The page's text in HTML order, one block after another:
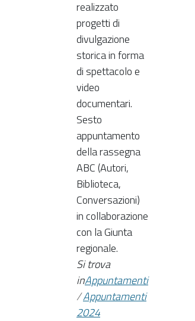
realizzato
progetti di
divulgazione
storica in forma
di spettacolo e
video
documentari.
Sesto
appuntamento
della rassegna
ABC (Autori,
Biblioteca,
Conversazioni)
in collaborazione
con la Giunta
regionale.
Si trova
inAppuntamenti
/Appuntamenti
2024